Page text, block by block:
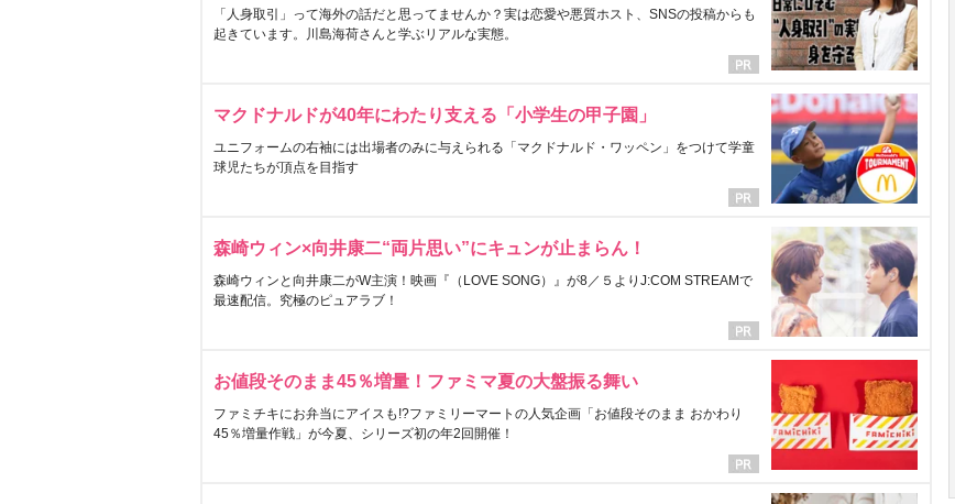
「人身取引」って海外の話だと思ってませんか？実は恋愛や悪質ホスト、SNSの投稿からも
起きています。川島海荷さんと学ぶリアルな実態。
マクドナルドが40年にわたり支える「小学生の甲子園」
ユニフォームの右袖には出場者のみに与えられる「マクドナルド・ワッペン」をつけて学童
球児たちが頂点を目指す
森崎ウィン×向井康二“両片思い”にキュンが止まらん！
森崎ウィンと向井康二がW主演！映画『（LOVE SONG）』が8／５よりJ:COM STREAMで
最速配信。究極のピュアラブ！
お値段そのまま45％増量！ファミマ夏の大盤振る舞い
ファミチキにお弁当にアイスも!?ファミリーマートの人気企画「お値段そのまま おかわり
45％増量作戦」が今夏、シリーズ初の年2回開催！